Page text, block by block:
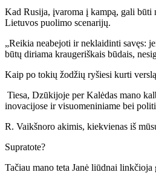
Kad Rusija, įvaroma į kampą, gali būti
Lietuvos puolimo scenarijų.
„Reikia neabejoti ir neklaidinti savęs:
būtų diriama kraugeriškais būdais,
Kaip po tokių žodžių ryšiesi kurti
Tiesa, Dzūkijoje per Kalėdas mano
inovacijose ir visuomeniniame bei
R. Vaikšnoro akimis, kiekvienas iš
Supratote?
Tačiau mano teta Janė liūdnai